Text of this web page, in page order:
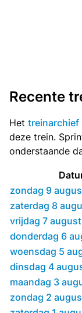
Recente
Het treinarchief
deze trein.
onderstaande
zondag 9
zaterdag 8
vrijdag 7
donderdag 6
woensdag 5
dinsdag 4
maandag 3
zondag 2